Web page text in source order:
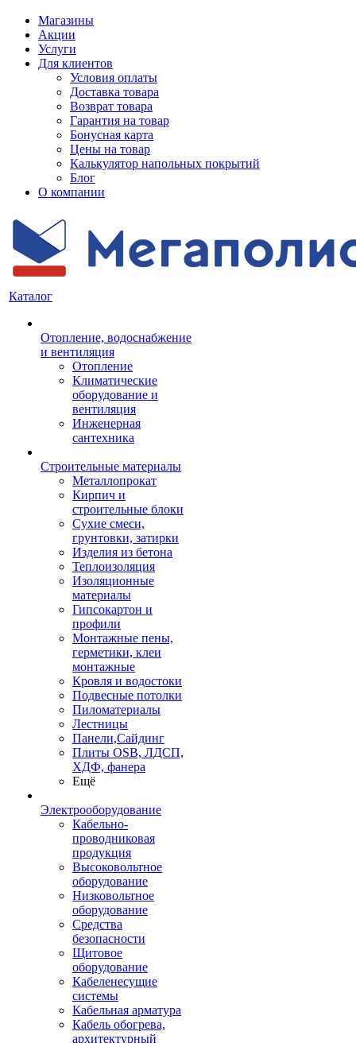
Магазины
Акции
Услуги
Для клиентов
Условия оплаты
Доставка товара
Возврат товара
Гарантия на товар
Бонусная карта
Цены на товар
Калькулятор напольных покрытий
Блог
О компании
Каталог
Отопление, водоснабжение
и вентиляция
Отопление
Климатические
оборудование и
вентиляция
Инженерная
сантехника
Строительные материалы
Металлопрокат
Кирпич и
строительные блоки
Сухие смеси,
грунтовки, затирки
Изделия из бетона
Теплоизоляция
Изоляционные
материалы
Гипсокартон и
профили
Монтажные пены,
герметики, клеи
монтажные
Кровля и водостоки
Подвесные потолки
Пиломатериалы
Лестницы
Панели,Сайдинг
Плиты OSB, ЛДСП,
ХДФ, фанера
Ещё
Электрооборудование
Кабельно-
проводниковая
продукция
Высоковольтное
оборудование
Низковольтное
оборудование
Средства
безопасности
Щитовое
оборудование
Кабеленесущие
системы
Кабельная арматура
Кабель обогрева,
архитектурный